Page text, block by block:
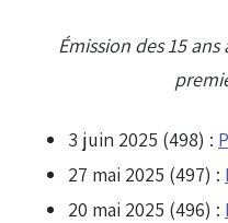
Émission des 15
3 juin 2025 (498) :
27 mai 2025 (497) :
20 mai 2025 (496) :